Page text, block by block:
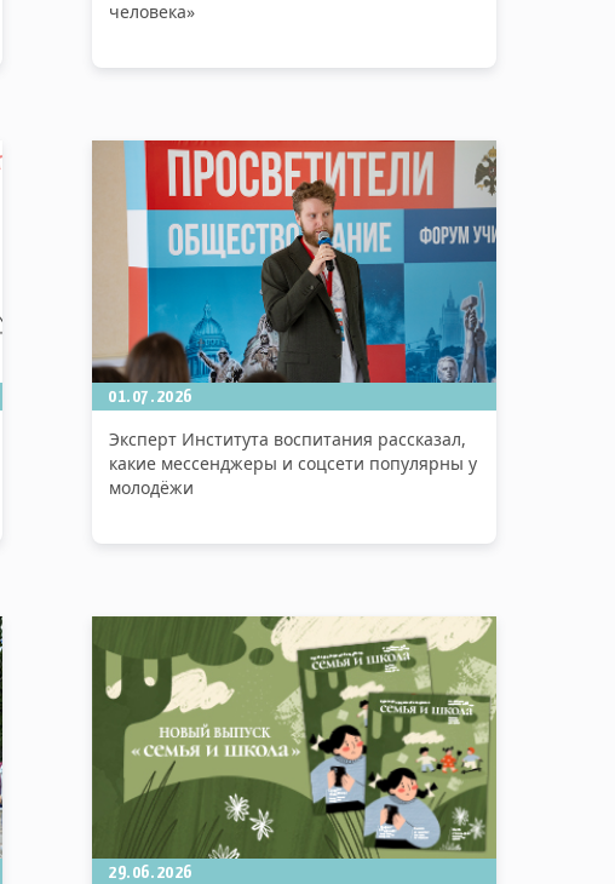
человека»
01.07.2026
Эксперт Института воспитания рассказал,
какие мессенджеры и соцсети популярны у
молодёжи
29.06.2026